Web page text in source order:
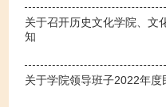
关于召开历史文化学院、文
知
关于学院领导班子2022年